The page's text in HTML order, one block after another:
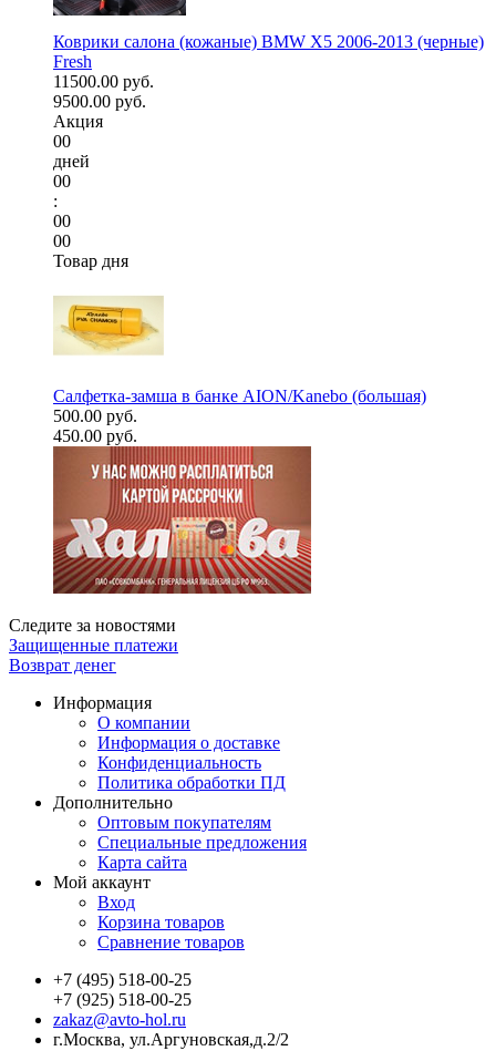
Коврики салона (кожаные) BMW X5 2006-2013 (черные)
Fresh
11500.00 руб.
9500.00 руб.
Акция
00
дней
00
:
00
00
Товар дня
Салфетка-замша в банке AION/Kanebo (большая)
500.00 руб.
450.00 руб.
Следите за новостями
Защищенные платежи
Возврат денег
Информация
О компании
Информация о доставке
Конфиденциальность
Политика обработки ПД
Дополнительно
Оптовым покупателям
Специальные предложения
Карта сайта
Мой аккаунт
Вход
Корзина товаров
Сравнение товаров
+7 (495) 518-00-25
+7 (925) 518-00-25
zakaz@avto-hol.ru
г.Москва, ул.Аргуновская,д.2/2